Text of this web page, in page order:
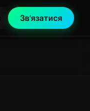
Зв'язатися